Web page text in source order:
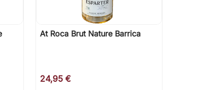
 Vista rápida
At Roca Brut Nature Barrica
24,95 €